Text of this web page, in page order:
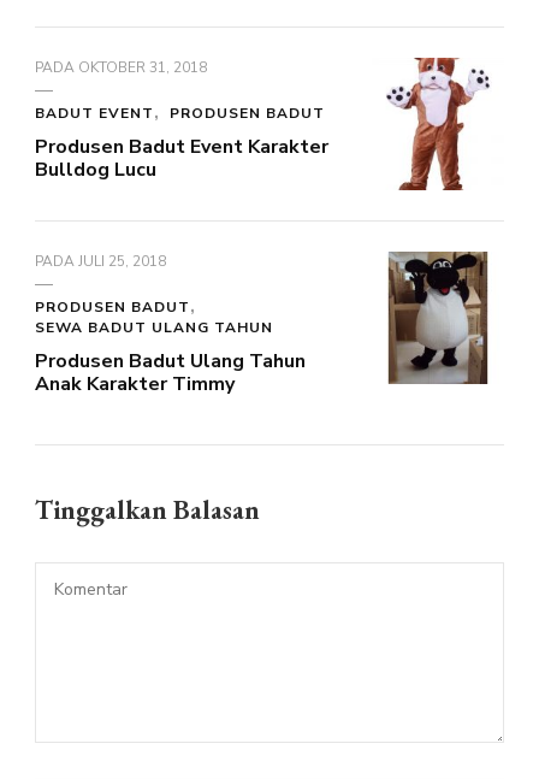
PADA OKTOBER 31, 2018
BADUT EVENT PRODUSEN BADUT
Produsen Badut Event Karakter
Bulldog Lucu
PADAJULI 25, 2018
PRODUSEN BADUT
SEWA BADUT ULANG TAHUN
Produsen Badut Ulang Tahun
Anak Karakter Timmy
Tinggalkan Balasan